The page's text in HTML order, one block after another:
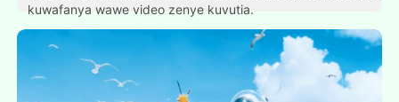
kuwafanya wawe video zenye kuvutia.